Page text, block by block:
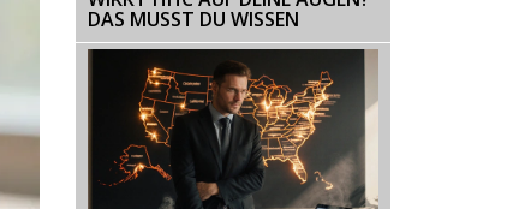
DAS MUSST DU WISSEN